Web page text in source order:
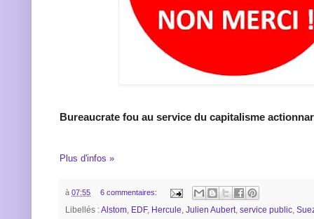
Bureaucrate fou au service du capitalisme
Plus d'infos »
à 07:55 6 commentaires:
Libellés :Alstom, EDF, Hercule, Julien Aubert, service public,